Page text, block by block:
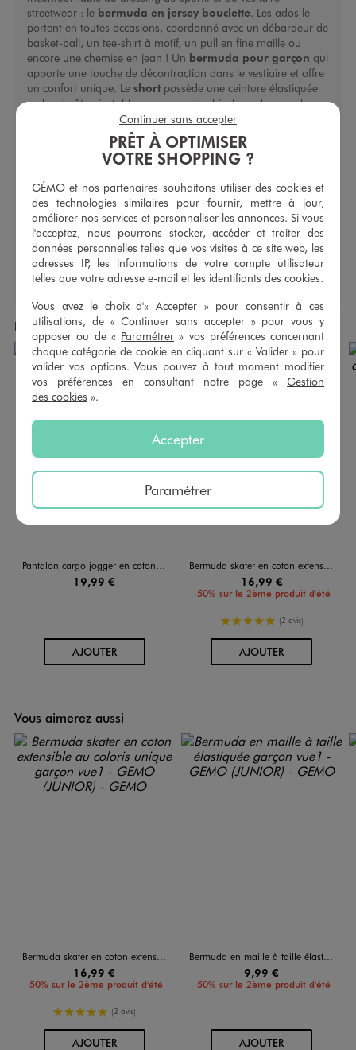
streetwear : le bermuda en jersey bouclette. Les ados le
portent en toutes occasions, coordonné avec un débardeur de
basket-ball, un tee-shirt à motif, un pull en fine maille ou
encore une chemise en jean ! Un bermuda pour garçon qui
apporte une touche de décontraction dans le vestiaire et offre
un confort unique. Le shortpossède une ceinture élastiquée
en bord-côte ajustable par un cordon bicolore, deux poches
dissimulées dans les coutures latérales et une poche plaquée
Caractéristiques
Nombre de poches exterieures :3
Type de longueur : Court(e)
Type de fermeture :À enfiler
Type de coupe bas :Droit
Produits achetés ensemble
Pantalon cargo jogger en coton stretch à taille élastiquée garçon
19,99 €
AJOUTERAU PANIER
Bermuda skater en coton extensible au coloris unique garçon
16,99 €
-50% sur le 2ème produit d'été
5/5 de moyenne
(2 avis)
AJOUTERAU PANIER
Vous aimerez aussi
Bermuda skater en coton extensible au coloris unique garçon
16,99 €
-50% sur le 2ème produit d'été
5/5 de moyenne
(2 avis)
AJOUTERAU PANIER
Bermuda en maille à taille élastiquée garçon
9,99 €
-50% sur le 2ème produit d'été
AJOUTERAU PANIER
PRÊT À OPTIMISER
VOTRE SHOPPING ?
GÉMO et nos partenaires souhaitons utiliser des cookies et
des technologies similaires pour fournir, mettre à jour,
améliorer nos services et personnaliser les annonces. Si vous
l'acceptez, nous pourrons stocker, accéder et traiter des
données personnelles telles que vos visites à ce site web, les
adresses IP, les informations de votre compte utilisateur
telles que votre adresse e-mail et les identifiants des cookies.
Vous avez le choix d'« Accepter » pour consentir à ces
utilisations, de « Continuer sans accepter » pour vous y
opposer ou de « Paramétrer » vos préférences concernant
chaque catégorie de cookie en cliquant sur « Valider » pour
valider vos options. Vous pouvez à tout moment modifier
vos préférences en consultant notre page « Gestion
des cookies ».
Accepter
Paramétrer
Continuer sans accepter